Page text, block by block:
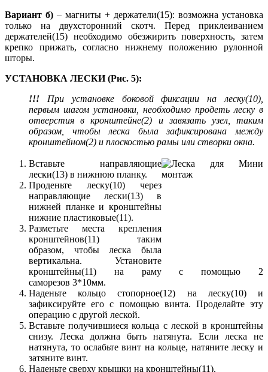
Вариант б) – магниты + держатели(15): возможна установка
только на двухсторонний скотч. Перед приклеиванием
держателей(15) необходимо обезжирить поверхность, затем
крепко прижать, согласно нижнему положению рулонной
шторы.
УСТАНОВКА ЛЕСКИ (Рис. 5):
!!! При установке боковой фиксации на леску(10),
первым шагом установки, необходимо продеть леску в
отверстия в кронштейне(2) и завязать узел, таким
образом, чтобы леска была зафиксирована между
кронштейном(2) и плоскостью рамы или створки окна.
Вставьте направляющие
лески(13) в нижнюю планку.
Проденьте леску(10) через
направляющие лески(13) в
нижней планке и кронштейны
нижние пластиковые(11).
Разметьте места крепления
кронштейнов(11) таким
образом, чтобы леска была
вертикальна. Установите
кронштейны(11) на раму с помощью 2
саморезов 3*10мм.
Наденьте кольцо стопорное(12) на леску(10) и
зафиксируйте его с помощью винта. Проделайте эту
операцию с другой леской.
Вставьте получившиеся кольца с леской в кронштейны
снизу. Леска должна быть натянута. Если леска не
натянута, то ослабьте винт на кольце, натяните леску и
затяните винт.
Наденьте сверху крышки на кронштейны(11).